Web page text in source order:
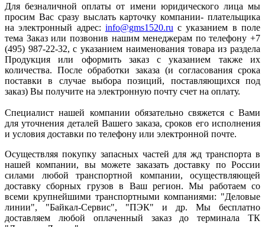
Для безналичной оплаты от имени юридического лица мы
просим Вас сразу выслать карточку компании- плательщика
на электронный адрес: info@gms1520.ru с указанием в поле
тема Заказ или позвонив нашим менеджерам по телефону +7
(495) 987-22-32, с указанием наименования товара из раздела
Продукция или оформить заказ с указанием также их
количества. После обработки заказа (и согласования срока
поставки в случае выбора позиций, поставляющихся под
заказ) Вы получите на электронную почту счет на оплату.
Специалист нашей компании обязательно свяжется с Вами
для уточнения деталей Вашего заказа, сроков его исполнения
и условия доставки по телефону или электронной почте.
Осуществляя покупку запасных частей для жд транспорта в
нашей компании, вы можете заказать доставку по России
силами любой транспортной компании, осуществляющей
доставку сборных грузов в Ваш регион. Мы работаем со
всеми крупнейшими транспортными компаниями: "Деловые
линии", "Байкал-Сервис", "ПЭК" и др. Мы бесплатно
доставляем любой оплаченный заказ до терминала ТК